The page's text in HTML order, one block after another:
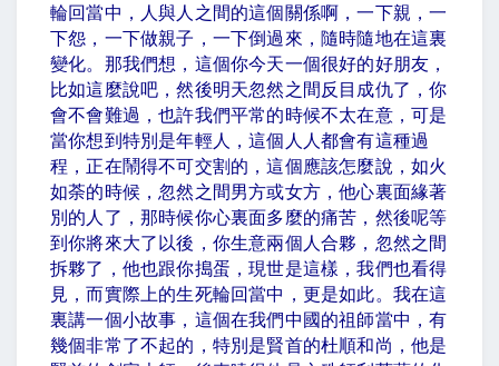
輪回當中，人與人之間的這個關係啊，一下親，一
下怨，一下做親子，一下倒過來，隨時隨地在這裏
變化。那我們想，這個你今天一個很好的好朋友，
比如這麼說吧，然後明天忽然之間反目成仇了，你
會不會難過，也許我們平常的時候不太在意，可是
當你想到特別是年輕人，這個人人都會有這種過
程，正在鬧得不可交割的，這個應該怎麼說，如火
如荼的時候，忽然之間男方或女方，他心裏面緣著
別的人了，那時候你心裏面多麼的痛苦，然後呢等
到你將來大了以後，你生意兩個人合夥，忽然之間
拆夥了，他也跟你搗蛋，現世是這樣，我們也看得
見，而實際上的生死輪回當中，更是如此。我在這
裏講一個小故事，這個在我們中國的祖師當中，有
幾個非常了不起的，特別是賢首的杜順和尚，他是